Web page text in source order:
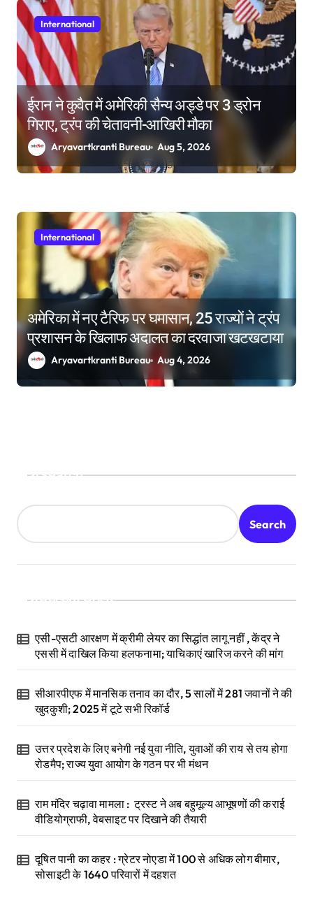
International
ईरान ने कुवैत में अमेरिकी सैन्य अड्डे पर 3 ड्रोन
गिराए, ट्रंप की चेतावनी-आखिरी मौका
Aryavartkranti Bureau Aug 5, 2026
International
अमेरिका में नए टैरिफ पर घमासान, 25 राज्यों ने ट्रंप
प्रशासन के खिलाफ अदालत का दरवाजा खटखटाया
Aryavartkranti Bureau Aug 4, 2026
Search
Search
Recent Posts
एसी-एसटी आरक्षण में क्रीमी लेयर का सिद्धांत लागू नहीं , केंद्र ने
एससी में दाखिल किया हलफनामा; याचिकाएं खारिज करने की मांग
सीआरपीएफ में मानसिक तनाव का दौर, 5 सालों में 281 जवानों ने की
खुदकुशी; 2025 में टूटे सभी रिकॉर्ड
उत्तर प्रदेश के लिए बनेगी नई युवा नीति, युवाओं की राय से तय होगा
रोडमैप; राज्य युवा आयोग के गठन पर भी मंथन
राम मंदिर चढ़ावा मामला : ट्रस्ट ने अब बहुमूल्य आभूषणों की कराई
वीडियोग्राफी, वेबसाइट पर दिखाने की तैयारी
दूषित पानी का कहर : ग्रेटर नोएडा में 100 से अधिक लोग बीमार,
सोसाइटी के 1640 परिवारों में दहशत